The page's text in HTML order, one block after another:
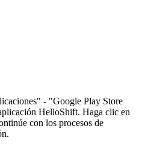
- "Google Play Store
HelloShift. Haga clic en
con los procesos de